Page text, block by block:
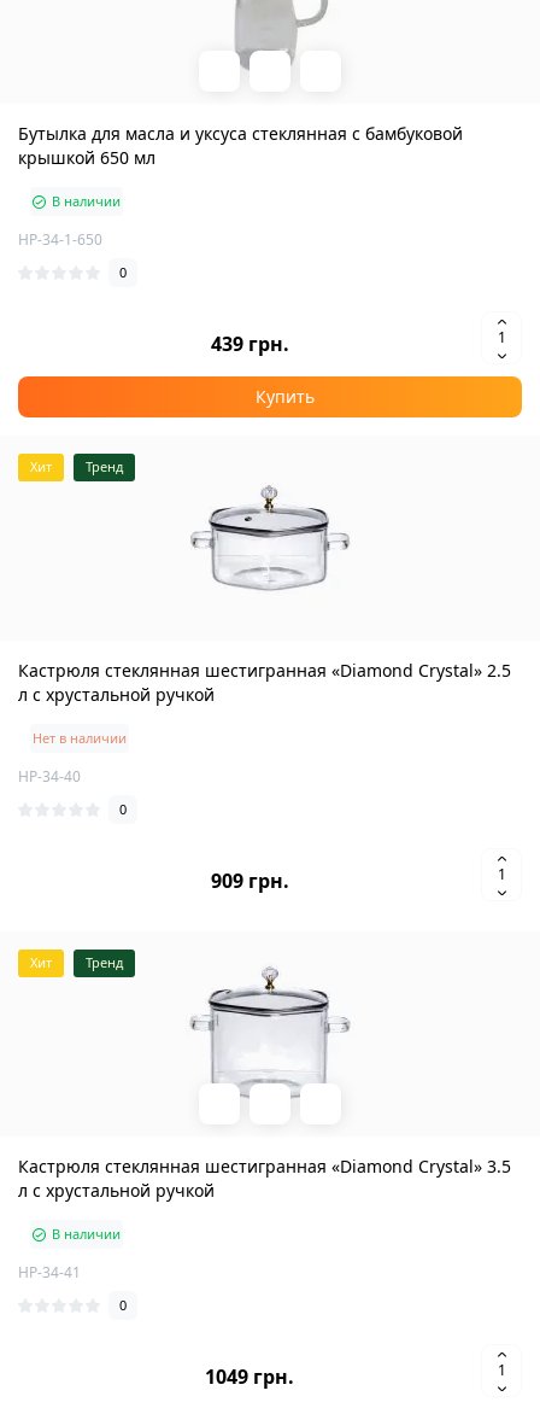
Бутылка для масла и уксуса стеклянная с бамбуковой
крышкой 650 мл
В наличии
HP-34-1-650
0
439 грн.
Купить
Хит Тренд
Кастрюля стеклянная шестигранная «Diamond Crystal» 2.5
л с хрустальной ручкой
Нет в наличии
HP-34-40
0
909 грн.
Хит Тренд
Кастрюля стеклянная шестигранная «Diamond Crystal» 3.5
л с хрустальной ручкой
В наличии
HP-34-41
0
1049 грн.